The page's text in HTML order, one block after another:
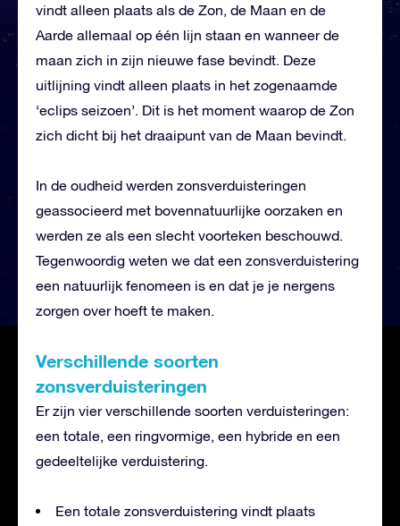
vindt alleen plaats als de Zon, de Maan en de
Aarde allemaal op één lijn staan en wanneer de
maan zich in zijn nieuwe fase bevindt. Deze
uitlijning vindt alleen plaats in het zogenaamde
‘eclips seizoen’. Dit is het moment waarop de Zon
zich dicht bij het draaipunt van de Maan bevindt.
In de oudheid werden zonsverduisteringen
geassocieerd met bovennatuurlijke oorzaken en
werden ze als een slecht voorteken beschouwd.
Tegenwoordig weten we dat een zonsverduistering
een natuurlijk fenomeen is en dat je je nergens
zorgen over hoeft te maken.
Verschillende soorten
zonsverduisteringen
Er zijn vier verschillende soorten verduisteringen:
een totale, een ringvormige, een hybride en een
gedeeltelijke verduistering.
Een totale zonsverduistering vindt plaats